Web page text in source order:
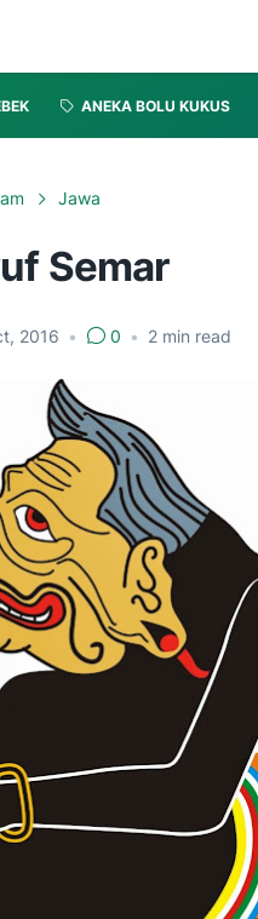
ANEKA BOLU KUKUS
Jawa
Semar
2016 • 0 • 2 min read